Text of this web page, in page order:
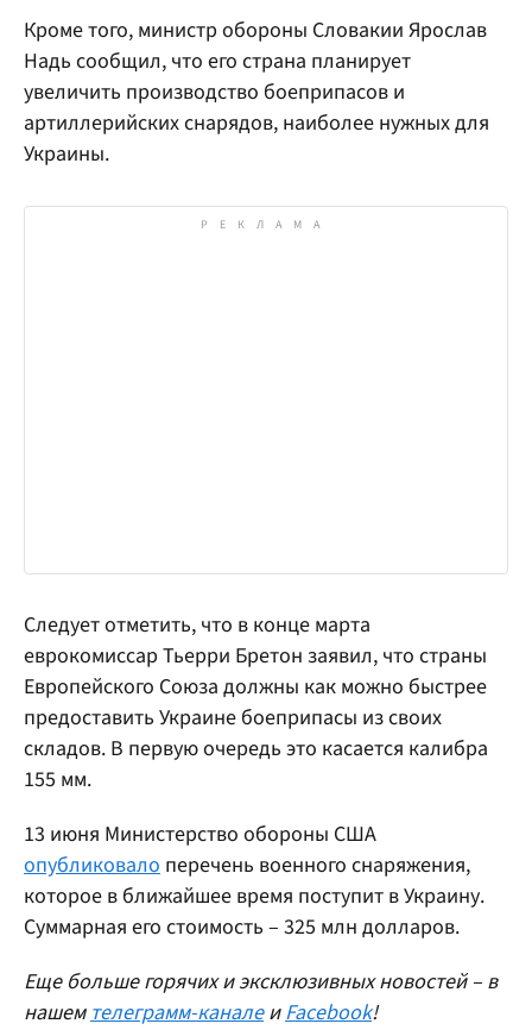
Кроме того, министр обороны Словакии Ярослав
Надь сообщил, что его страна планирует
увеличить производство боеприпасов и
артиллерийских снарядов, наиболее нужных для
Украины.
Следует отметить, что в конце марта
еврокомиссар Тьерри Бретон заявил, что страны
Европейского Союза должны как можно быстрее
предоставить Украине боеприпасы из своих
складов. В первую очередь это касается калибра
155 мм.
13 июня Министерство обороны США
опубликовало перечень военного снаряжения,
которое в ближайшее время поступит в Украину.
Суммарная его стоимость – 325 млн долларов.
Еще больше горячих и эксклюзивных новостей – в
нашемтелеграмм-каналеиFacebook!